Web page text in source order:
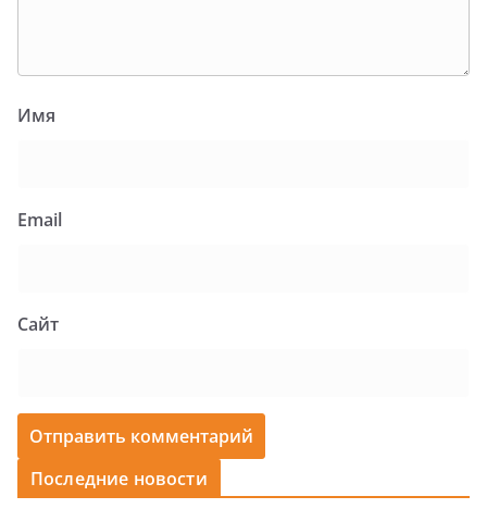
Имя
Email
Сайт
Последние новости